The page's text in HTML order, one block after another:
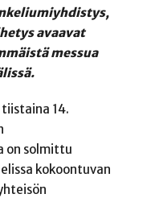
avaavat
messua
14.
on solmittu
kokoontuvan